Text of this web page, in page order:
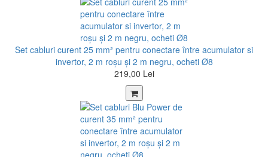
Set cabluri curent 25 mm² pentru conectare între acumulator si
invertor, 2 m roșu şi 2 m negru, ocheti Ø8
219,00 Lei